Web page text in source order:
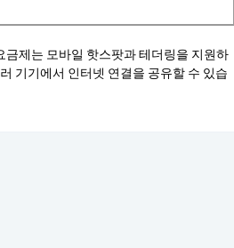
금제는 모바일 핫스팟과 테더링을 지원하
기기에서 인터넷 연결을 공유할 수 있습